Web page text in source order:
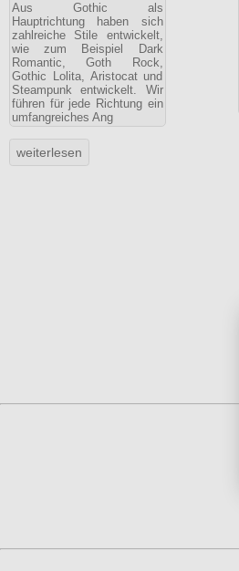
Aus Gothic als
Hauptrichtung haben sich
zahlreiche Stile entwickelt,
wie zum Beispiel Dark
Romantic, Goth Rock,
Gothic Lolita, Aristocat und
Steampunk entwickelt. Wir
führen für jede Richtung ein
umfangreiches Ang